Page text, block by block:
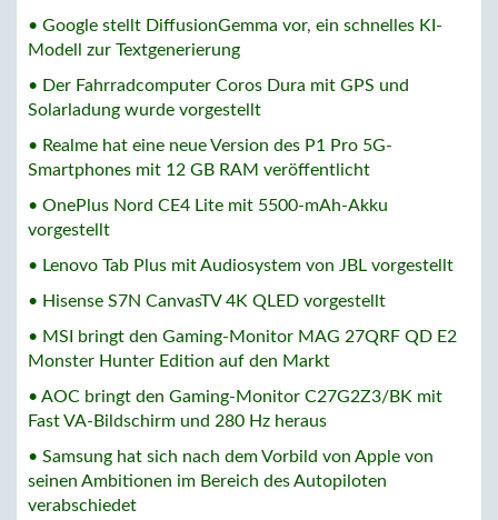
• Google stellt DiffusionGemma vor, ein schnelles KI-
Modell zur Textgenerierung
• Der Fahrradcomputer Coros Dura mit GPS und
Solarladung wurde vorgestellt
• Realme hat eine neue Version des P1 Pro 5G-
Smartphones mit 12 GB RAM veröffentlicht
• OnePlus Nord CE4 Lite mit 5500-mAh-Akku
vorgestellt
• Lenovo Tab Plus mit Audiosystem von JBL vorgestellt
• Hisense S7N CanvasTV 4K QLED vorgestellt
• MSI bringt den Gaming-Monitor MAG 27QRF QD E2
Monster Hunter Edition auf den Markt
• AOC bringt den Gaming-Monitor C27G2Z3/BK mit
Fast VA-Bildschirm und 280 Hz heraus
• Samsung hat sich nach dem Vorbild von Apple von
seinen Ambitionen im Bereich des Autopiloten
verabschiedet